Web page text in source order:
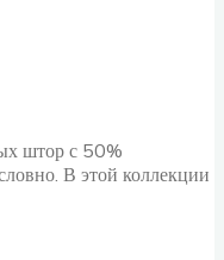
штор с 50%
В этой коллекции